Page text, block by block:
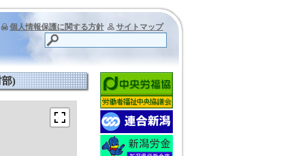
個人情報保護に関する方針 サイトマップ
)